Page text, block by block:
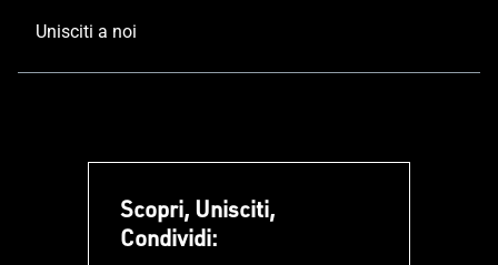
Unisciti a noi
Scopri, Unisciti,
Condividi: